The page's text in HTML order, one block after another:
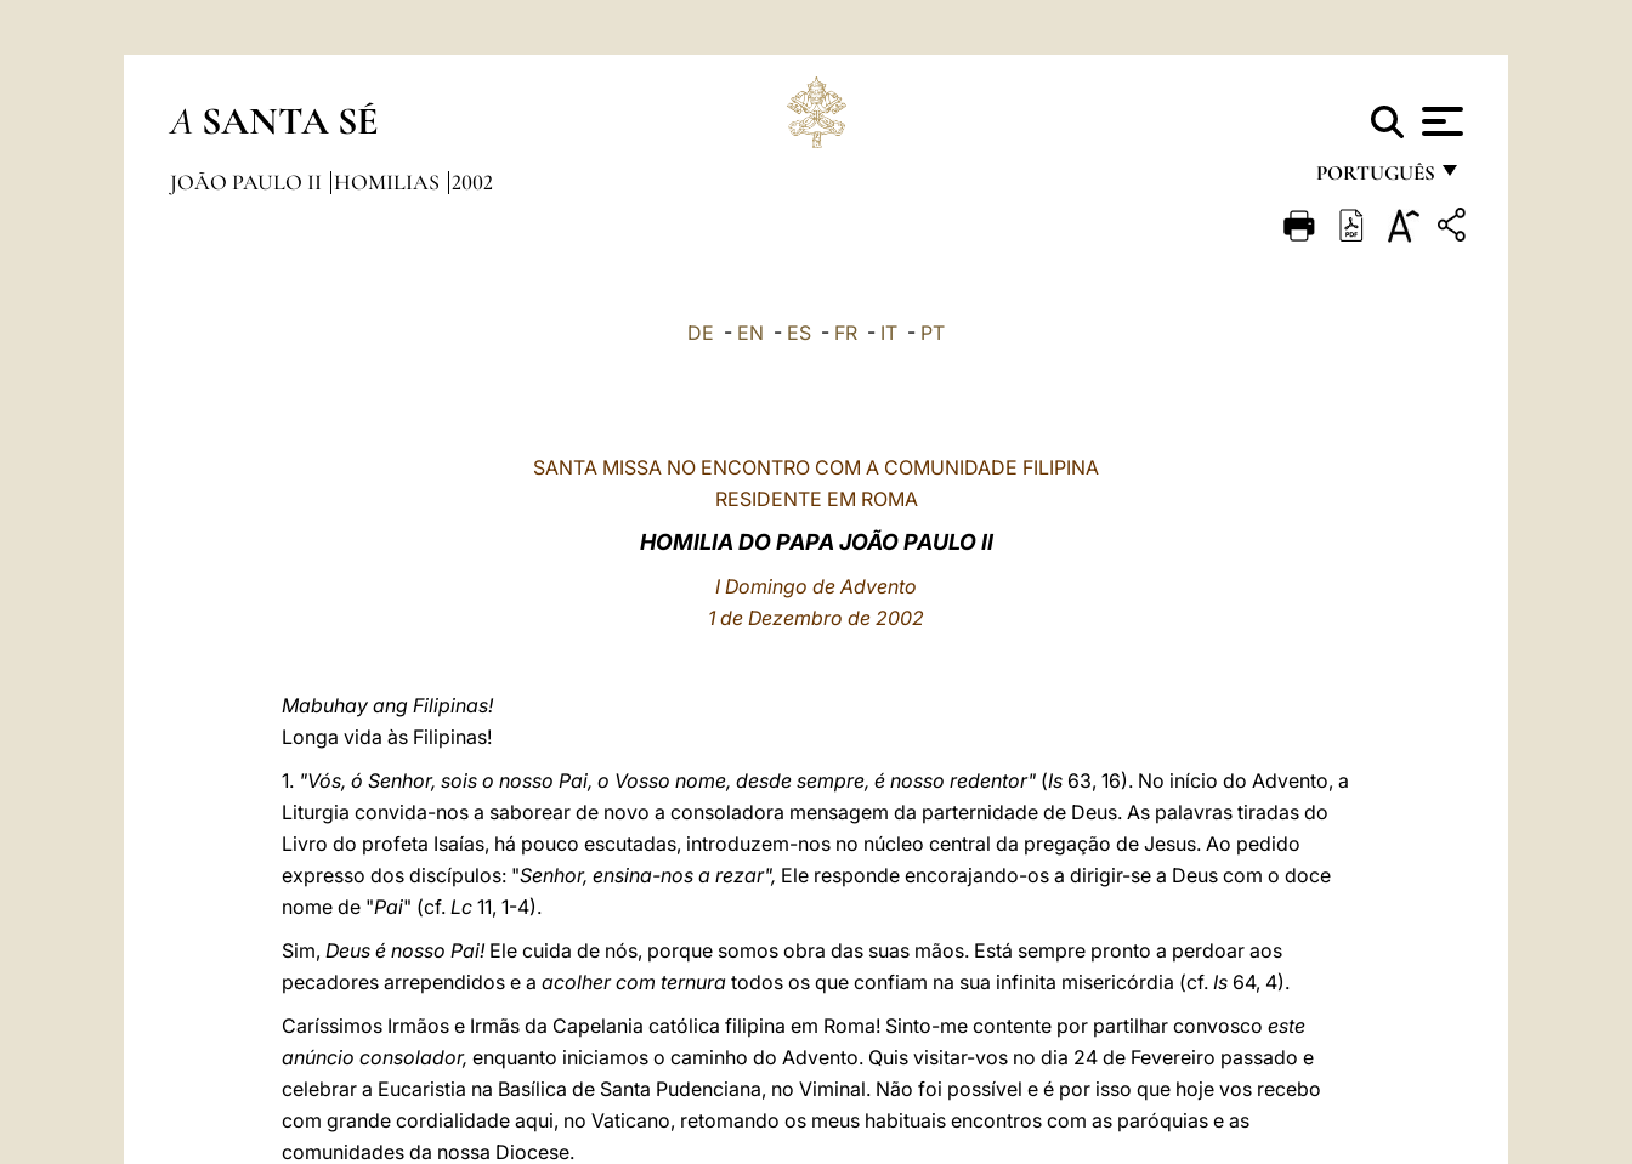
A SANTA SÉ
PORTUGUÊS
FRANÇAIS
JOÃO PAULO II HOMILIAS 2002
DE - EN - ES - FR - IT - PT
SANTA MISSA NO ENCONTRO COM A COMUNIDADE FILIPINA
RESIDENTE EM ROMA
HOMILIA DO PAPA JOÃO PAULO II
I Domingo de Advento
1 de Dezembro de 2002
Mabuhay ang Filipinas!
Longa vida às Filipinas!
1. "Vós, ó Senhor, sois o nosso Pai, o Vosso nome, desde sempre, é nosso redentor" (Is 63, 16). No início do Advento, a
Liturgia convida-nos a saborear de novo a consoladora mensagem da parternidade de Deus. As palavras tiradas do
Livro do profeta Isaías, há pouco escutadas, introduzem-nos no núcleo central da pregação de Jesus. Ao pedido
expresso dos discípulos: "Senhor, ensina-nos a rezar", Ele responde encorajando-os a dirigir-se a Deus com o doce
nome de "Pai" (cf. Lc 11, 1-4).
Sim, Deus é nosso Pai!Ele cuida de nós, porque somos obra das suas mãos. Está sempre pronto a perdoar aos
pecadores arrependidos e a acolher com ternura todos os que confiam na sua infinita misericórdia (cf. Is 64, 4).
Caríssimos Irmãos e Irmãs da Capelania católica filipina em Roma! Sinto-me contente por partilhar convosco este
anúncio consolador, enquanto iniciamos o caminho do Advento. Quis visitar-vos no dia 24 de Fevereiro passado e
celebrar a Eucaristia na Basílica de Santa Pudenciana, no Viminal. Não foi possível e é por isso que hoje vos recebo
com grande cordialidade aqui, no Vaticano, retomando os meus habituais encontros com as paróquias e as
comunidades da nossa Diocese.